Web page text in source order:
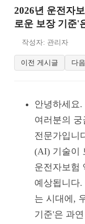
2026년 운전자
로운 보장 기준'
작성자: 관리자
이전 게시글 다
안녕하세요.
여러분의
전문가입니
(AI) 기술이
운전자보험
예상됩니다
는 시대에,
기준'은 과